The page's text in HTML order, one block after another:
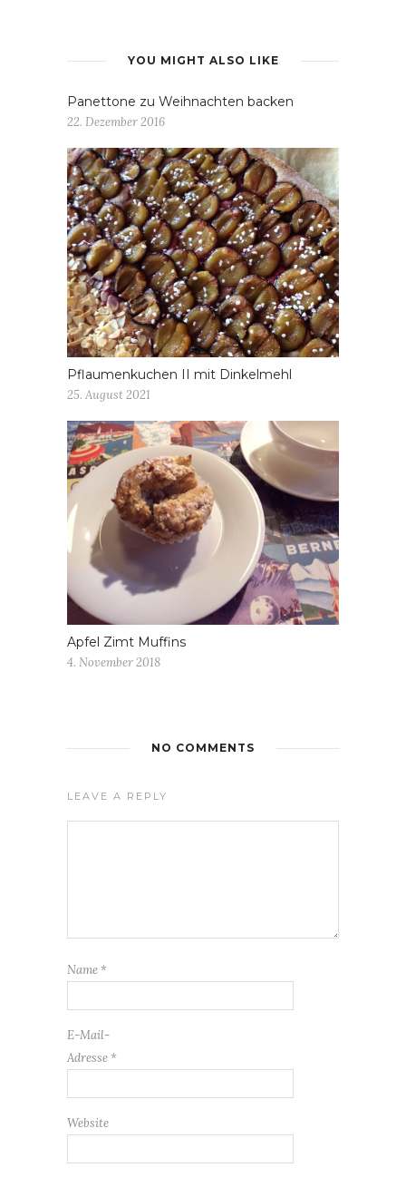
YOU MIGHT ALSO LIKE
Panettone zu Weihnachten backen
22. Dezember 2016
Pflaumenkuchen II mit Dinkelmehl
25. August 2021
Apfel Zimt Muffins
4. November 2018
NO COMMENTS
LEAVE A REPLY
Name *
E-Mail-
Adresse *
Website